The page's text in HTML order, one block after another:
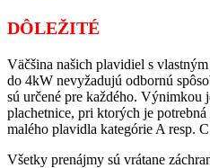
DÔLEŽITÉ
Väčšina našich plavidiel s
do 4kW nevyžadujú odbornú
sú určené pre každého. Výnimkou
plachetnice, pri ktorých je
malého plavidla kategórie A resp.
Všetky prenájmy sú vrátane